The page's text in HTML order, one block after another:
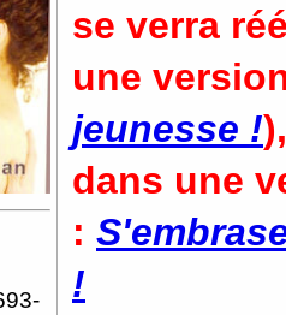
se verra
une
jeunesse !
dans une
:
!